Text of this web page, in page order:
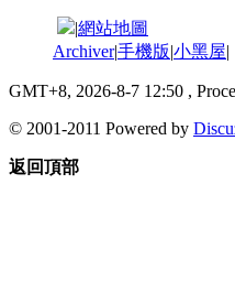
|網站地圖
Archiver|手機版|小黑屋|
GMT+8, 2026-8-7 12:50 ,
© 2001-2011 Powered by
返回頂部